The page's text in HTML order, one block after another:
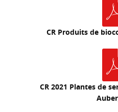
CR Produits de
CR 2021 Plantes de